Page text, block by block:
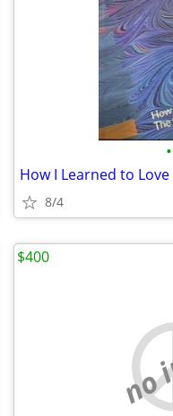
•
How I Learned to
8/4
$400